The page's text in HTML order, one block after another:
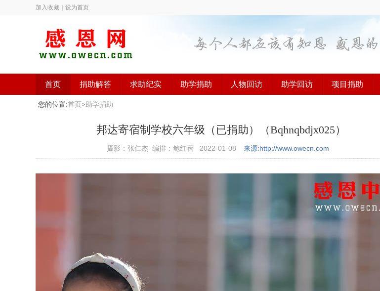
加入收藏 设为首页
首页 捐助解答 求助纪实 助学捐助 人物回访 助学回访 项目捐助
您的位置:首页 >助学捐助
邦达寄宿制学校六年级（已捐助）（Bqhnqbdjx025）
摄影：张仁杰 编排：鲍红蓓 2022-01-08 来源:http://www.owecn.com